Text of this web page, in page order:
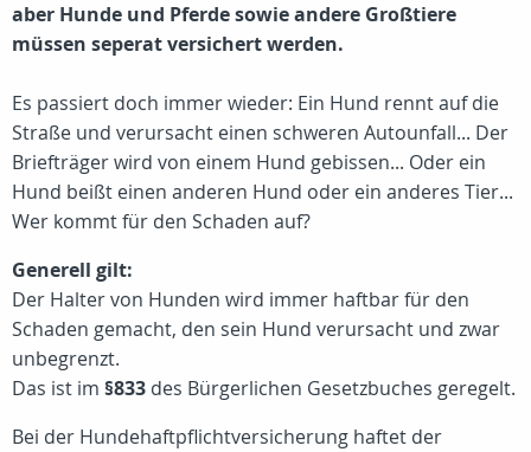
aber Hunde und Pferde sowie andere Großtiere
müssen seperat versichert werden.
Es passiert doch immer wieder: Ein Hund rennt auf die
Straße und verursacht einen schweren Autounfall... Der
Briefträger wird von einem Hund gebissen... Oder ein
Hund beißt einen anderen Hund oder ein anderes Tier...
Wer kommt für den Schaden auf?
Generell gilt:
Der Halter von Hunden wird immer haftbar für den
Schaden gemacht, den sein Hund verursacht und zwar
unbegrenzt.
Das ist im §833 des Bürgerlichen Gesetzbuches geregelt.
Bei der Hundehaftpflichtversicherung haftet der